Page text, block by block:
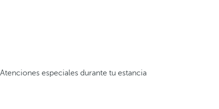
Atenciones especiales durante tu estancia